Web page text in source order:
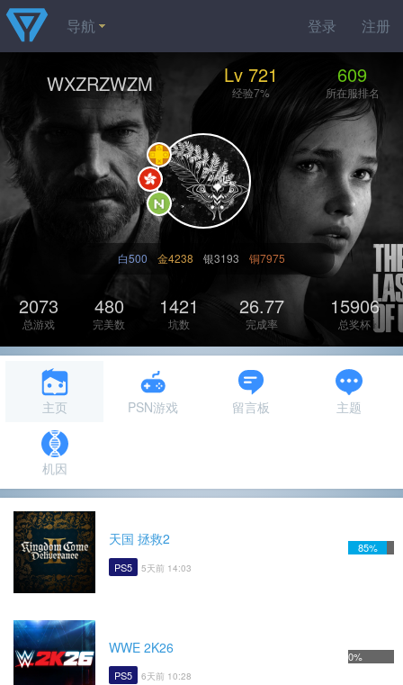
登录 注册
导航
WXZRZWZM Lv 721
经验7%
609
所在服排名
白500 金4238 银3193 铜7975
2073
总游戏
480
完美数
1421
坑数
26.77
完成率
15906
总奖杯
主页 PSN游戏 留言板 主题
机因
天国 拯救2
PS5 5天前 14:03
85%
WWE 2K26
PS5 6天前 10:28
0%